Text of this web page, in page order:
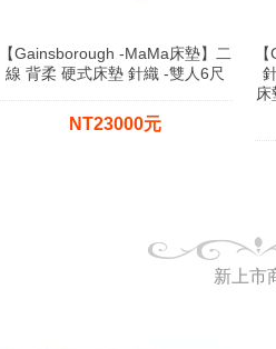
【Gainsborough -MaMa床墊】二
線 背柔 硬式床墊 針織 -雙人6尺
NT23000元
新上市